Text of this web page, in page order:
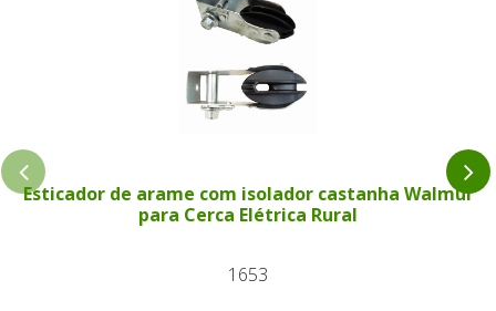
Esticador de arame com isolador castanha Walmur
para Cerca Elétrica Rural
1653